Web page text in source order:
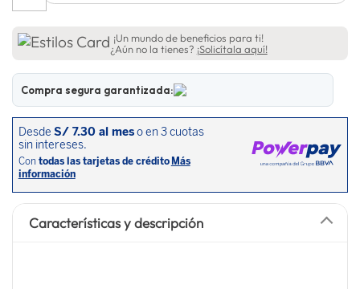
¡Un mundo de beneficios para ti!
¿Aún no la tienes? ¡Solicítala aquí!
Compra segura garantizada:
Características y descripción